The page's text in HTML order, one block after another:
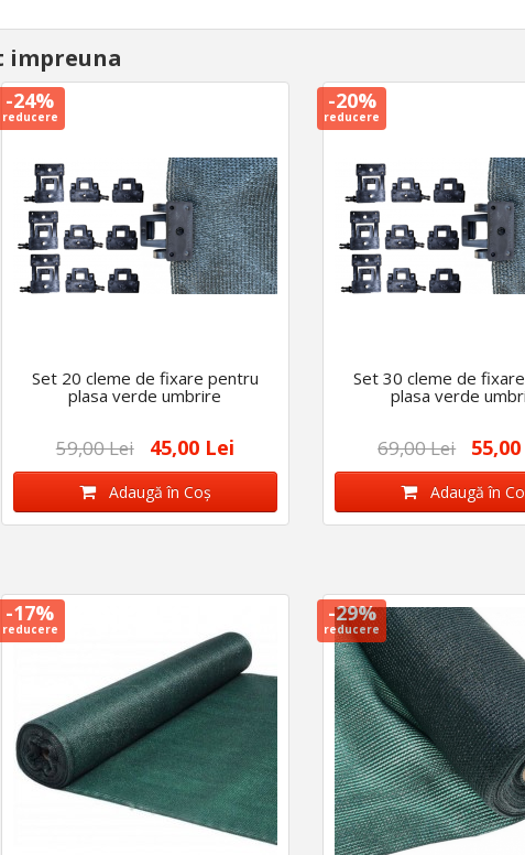
impreuna
-24%
reducere
Set 20 cleme de fixare pentru
plasa verde umbrire
59,00 Lei 45,00 Lei
Adaugă în Coş
-20%
reducere
Set 30 cleme de
plasa verde
69,00 Lei
Adaugă în
-17%
reducere
-29%
reducere